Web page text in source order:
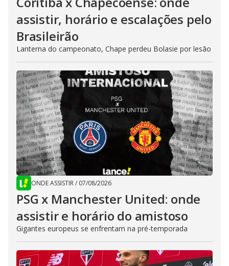
assistir, horário e escalações pelo
Brasileirão
Lanterna do campeonato, Chape perdeu Bolasie por lesão
ONDE ASSISTIR/ 07/08/2026
PSG x Manchester United: onde
assistir e horário do amistoso
Gigantes europeus se enfrentam na pré-temporada